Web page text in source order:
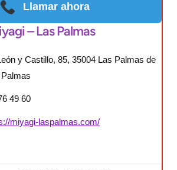
Llamar ahora
– Las Palmas
y Castillo, 85, 35004 Las Palmas de
49 60
miyagi-laspalmas.com/